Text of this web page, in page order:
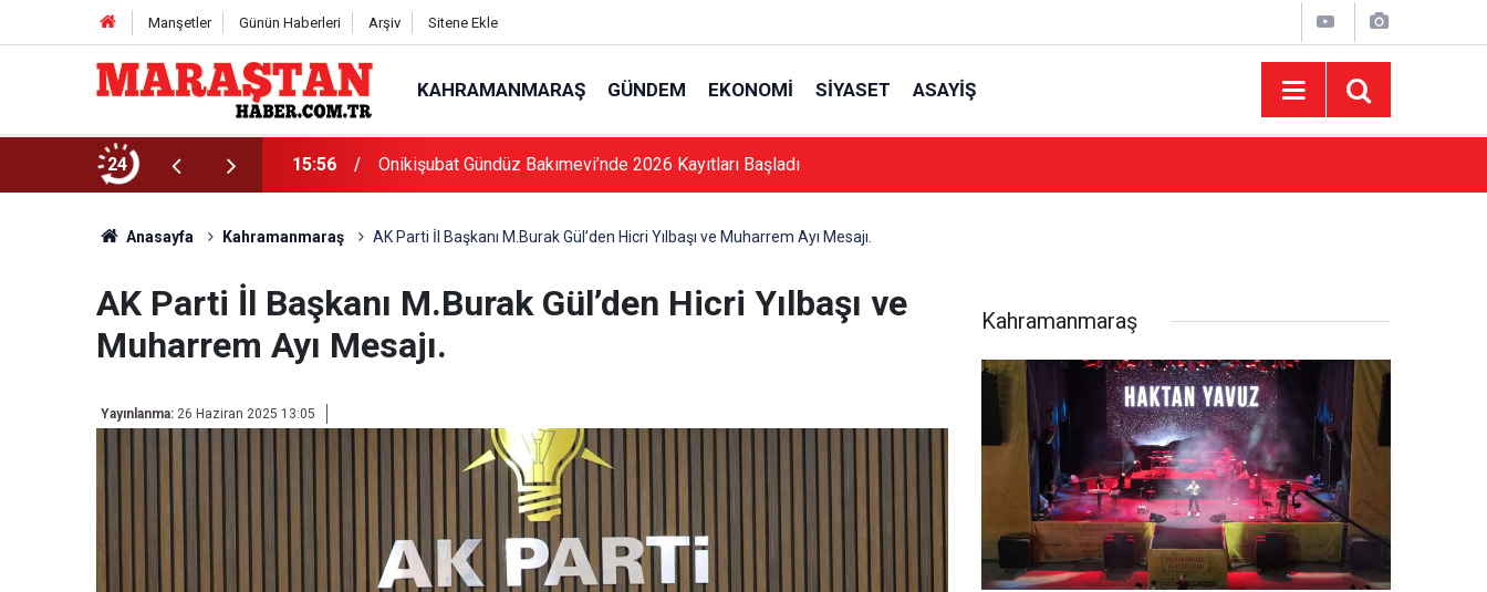
Manşetler Günün Haberleri Arşiv Sitene Ekle
KAHRAMANMARAŞ GÜNDEM EKONOMI SIYASET ASAYIŞ
24
Son Gün 7 Ağustos 15:56 Onikişubat Gündüz Bakımevi’nde 2026 Kayıtları Başladı
Anasayfa Kahramanmaraş AK Parti İl Başkanı M.Burak Gül’den Hicri Yılbaşı ve Muharrem Ayı Mesajı.
AK Parti İl Başkanı M.Burak Gül’den Hicri Yılbaşı ve
Muharrem Ayı Mesajı.
Yayınlanma: 26 Haziran 2025 13:05
Kahramanmaraş